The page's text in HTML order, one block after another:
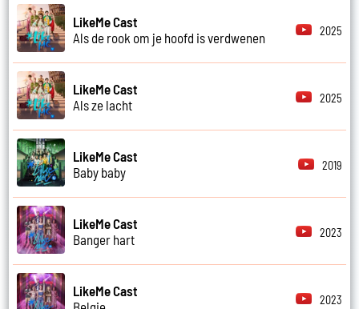
LikeMe Cast
Als de rook om je hoofd is verdwenen
2025
LikeMe Cast
Als ze lacht
2025
LikeMe Cast
Baby baby
2019
LikeMe Cast
Banger hart
2023
LikeMe Cast
2023